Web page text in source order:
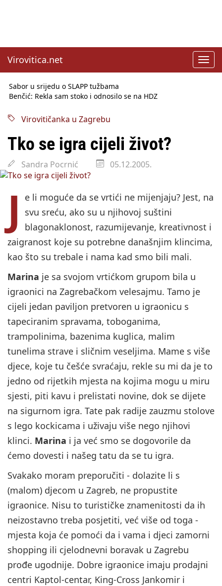
Virovitica.net
Sabor u srijedu o SLAPP tužbama
Benčić: Rekla sam stoko i odnosilo se na HDZ
godine
Sindikati traže zaštitu plaća od inflacije, Ćorić pregovore
najavio za jesen
Državni tajnik Rukavina: Hrvatska ima 3,6 milijuna birača
HŽ Infrastruktura: Nesreće na željezničkim prijelazima
prepolovljene
Državni inspektorat opozvao Barebells pločicu - soft protein
Virovitičanka u Zagrebu
Tko se igra cijeli život?
Sandra Pocrnić 05.12.2005.
J
e li moguće da se vrtići ne mijenjaju? Jest, na
svu sreću, ako su u njihovoj suštini
blagonaklonost, razumijevanje, kreativnost i
zaigranost koje su potrebne današnjim klincima,
kao što su trebale i nama kad smo bili mali.
Marina je sa svojom vrtićkom grupom bila u
igraonici na Zagrebačkom velesajmu. Tamo je
cijeli jedan paviljon pretvoren u igraonicu s
tapeciranim spravama, toboganima,
trampolinima, bazenima kuglica, malim
tunelima strave i sličnim veseljima. Mame s više
djece, koje tu češće svraćaju, rekle su mi da je to
jedno od rijetkih mjesta na kojima mogu u miru
sjesti, piti kavu i prelistati novine, dok se dijete
na sigurnom igra. Tate pak radije zauzmu stolove
s lego kockicama i uživaju više nego njihovi
klinci. Marina i ja već smo se dogovorile da
ćemo dovesti i našeg tatu da se tu igra.
Svakako moram preporučiti - dolazite li s
(malom) djecom u Zagreb, ne propustite
igraonice. Nisu to turističke znamenitosti da ih
neizostavno treba posjetiti, već više od toga -
mjesta koja će pomoći da i vama i djeci zamorni
shopping ili cjelodnevni boravak u Zagrebu
prođe ugodnije. Dobre igraonice imaju prodajni
centri Kaptol-centar, King-Cross Jankomir i